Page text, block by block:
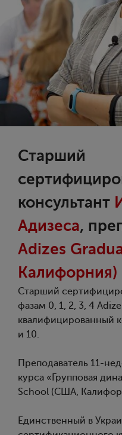
Старший
консультант
Адизеса,
Adizes
Калифорния)
Старший
фазам 0, 1, 2, 3, 4
квалифицированный
и 10.
Преподаватель 11-
курса «Групповая
School (США,
Единственный в